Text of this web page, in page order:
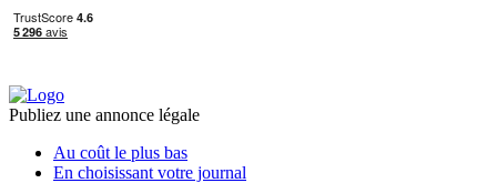
Publiez une annonce légale
Au coût le plus bas
En choisissant votre journal